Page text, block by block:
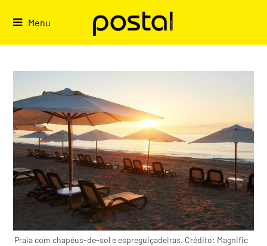
Menu
Praia com chapéus-de-sol e espreguiçadeiras. Crédito: Magnific